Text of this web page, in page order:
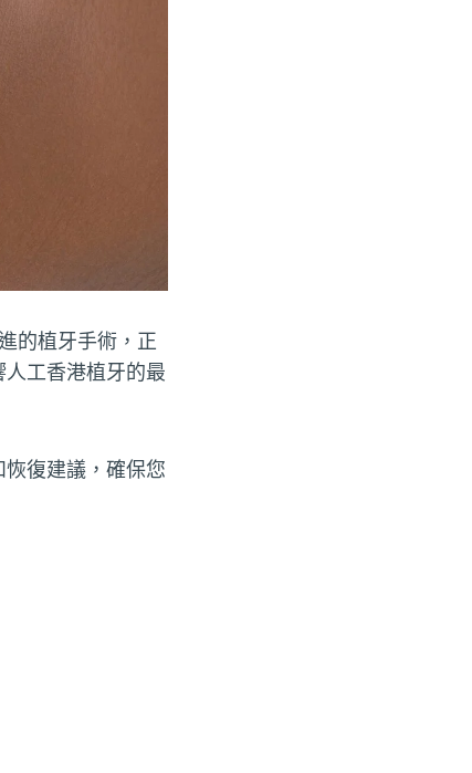
的植牙手術，正
工香港植牙的最
復建議，確保您